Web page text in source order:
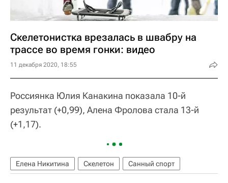
Скелетонистка врезалась в швабру на
трассе во время гонки: видео
11 декабря 2020, 18:55
Россиянка Юлия Канакина показала 10-й
результат (+0,99), Алена Фролова стала 13-й
(+1,17).
Елена Никитина Скелетон Санный спорт